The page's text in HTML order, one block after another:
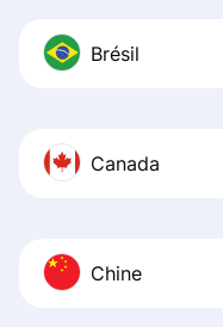
Brésil
Canada
Chine